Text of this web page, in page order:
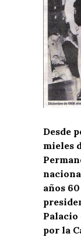
Desde
mieles
años
Palacio
por la